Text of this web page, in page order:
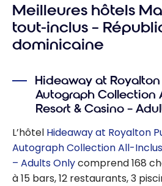
Meilleures hôtels
tout-inclus –
dominicaine
Hideaway at
Autograph Collection
Resort & Casino –
L’hôtel Hideaway at Royalton
Autograph Collection All-
– Adults Onlycomprend 168
à 15 bars, 12 restaurants, 3